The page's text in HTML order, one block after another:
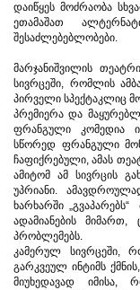
დაიწყეს მოძრაობა
ეთამაშათ
შესაძლებებლობები.
მარჯანიშვილის
სივრცეში, რომლის
პირველი სპექტაკლიც
პრემიერა და
ფრანგული კომედია
სწორედ ფრანგული
ჩაფიქრებული, ამას
ამიტომ ამ სივრცის
უპრიანი.
ხარხარში „გვაპარებს“
ადამიანების
პრობლემებს.
კამერულ სივრცეში,
გარკვეულ ინტიმს
მიუხედავად იმისა,